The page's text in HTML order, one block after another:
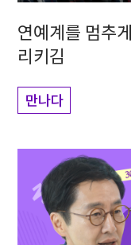
연예계를 멈추
리키김
만나다